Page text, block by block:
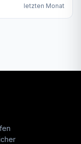
letzten Monat